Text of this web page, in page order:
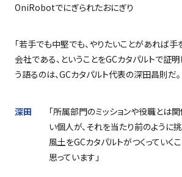
OniRobotでにぎられたおにぎり
「若手でも中堅でも、やりたいことがあれば
会社である、ということをGCカタパルトで証明
う語るのは、GCカタパルト代表の深田昌則だ。
深田
「所属部門のミッションや役職とは
い個人が、それを当たり前のように
風土をGCカタパルトがつくっていく
思っています」